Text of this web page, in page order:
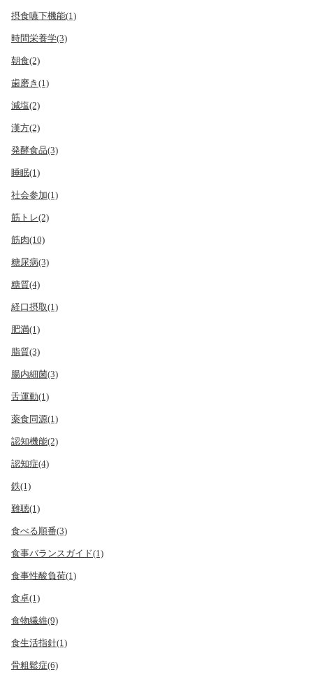
摂食嚥下機能(1)
時間栄養学(3)
朝食(2)
歯磨き(1)
減塩(2)
漢方(2)
発酵食品(3)
睡眠(1)
社会参加(1)
筋トレ(2)
筋肉(10)
糖尿病(3)
糖質(4)
経口摂取(1)
肥満(1)
脂質(3)
腸内細菌(3)
舌運動(1)
薬食同源(1)
認知機能(2)
認知症(4)
鉄(1)
難聴(1)
食べる順番(3)
食事バランスガイド(1)
食事性酸負荷(1)
食卓(1)
食物繊維(9)
食生活指針(1)
骨粗鬆症(6)